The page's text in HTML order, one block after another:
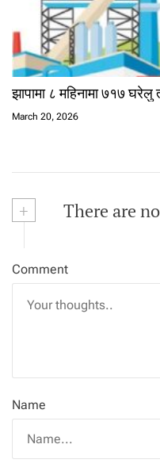
झापामा ८ महिनामा ७१७ घरेलु
March 20, 2026
+ There are
Comment
Name